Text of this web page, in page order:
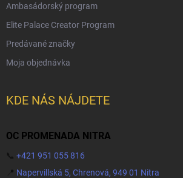
Ambasádorský program
Elite Palace Creator Program
Predávané značky
Moja objednávka
KDE NÁS NÁJDETE
OC PROMENADA NITRA
📞 +421 951 055 816
📍 Napervillská 5, Chrenová, 949 01 Nitra